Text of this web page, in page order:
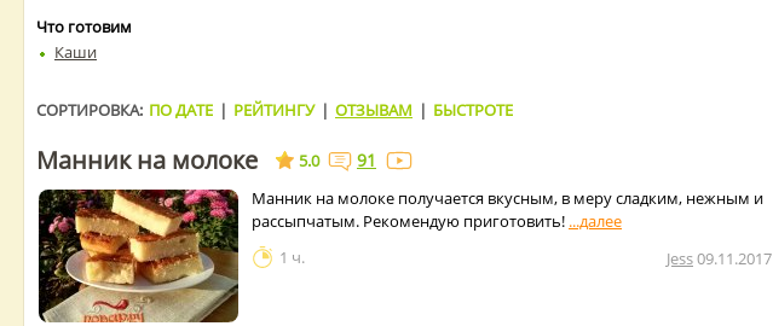
Что готовим
Каши
СОРТИРОВКА: ПО ДАТЕ | РЕЙТИНГУ | ОТЗЫВАМ | БЫСТРОТЕ
Манник на молоке 5.0 91
Манник на молоке получается вкусным, в меру сладким, нежным и
рассыпчатым. Рекомендую приготовить!
1 ч.
Jess09.11.2017